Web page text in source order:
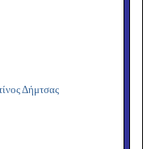
Δήμτσας